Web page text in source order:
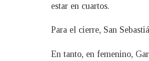
estar en cuartos.
Para el cierre, San
En tanto, en femenino,